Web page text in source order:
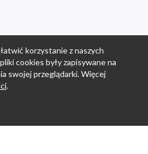
korzystanie z naszych
cookies były zapisywane na
swojej przeglądarki. Więcej
.